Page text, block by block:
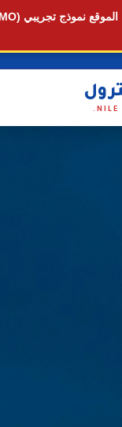
الموقع نموذج تجريبي (DEMO)
NILE